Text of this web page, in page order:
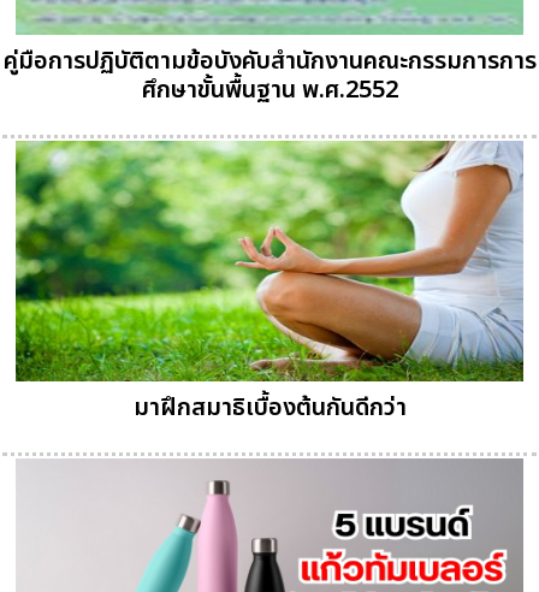
คู่มือการปฏิบัติตามข้อบังคับสำนักงานคณะกรรมการการ
ศึกษาขั้นพื้นฐาน พ.ศ.2552
มาฝึกสมาธิเบื้องต้นกันดีกว่า